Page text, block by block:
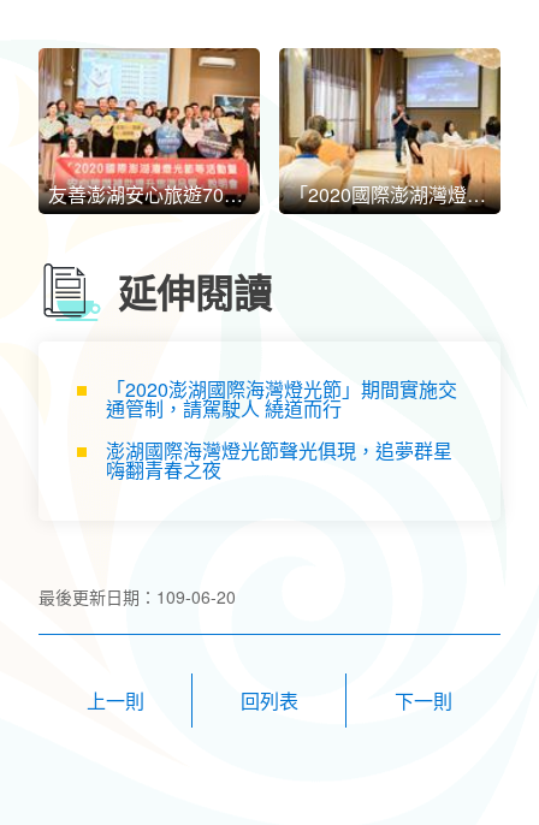
友善澎湖安心旅遊700分宣示 「2020國際澎湖灣燈光節等活動暨安心旅遊補助提升旅遊品質」說明會
延伸閱讀
「2020澎湖國際海灣燈光節」期間實施交
通管制，請駕駛人 繞道而行
澎湖國際海灣燈光節聲光俱現，追夢群星
嗨翻青春之夜
最後更新日期：109-06-20
上一則 下一則